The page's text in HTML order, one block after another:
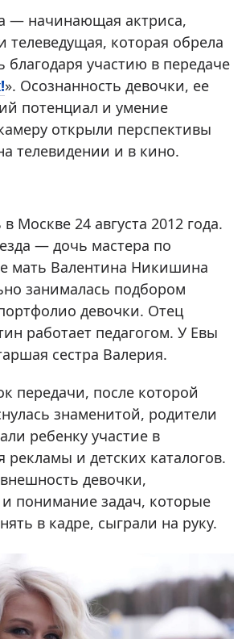
— начинающая актриса,
телеведущая, которая обрела
благодаря участию в передаче
». Осознанность девочки, ее
потенциал и умение
открыли перспективы
телевидении и в кино.
Москве 24 августа 2012 года.
— дочь мастера по
мать Валентина Никишина
занималась подбором
девочки. Отец
работает педагогом. У Евы
сестра Валерия.
передачи, после которой
знаменитой, родители
ребенку участие в
рекламы и детских каталогов.
девочки,
понимание задач, которые
в кадре, сыграли на руку.